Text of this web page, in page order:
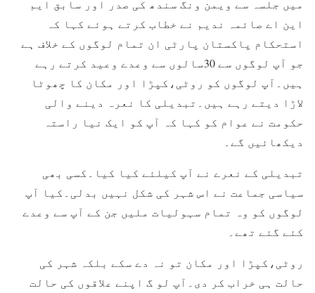
میں جلسہ سے ویمن ونگ سندھ کی صدر اور سابق ایم
این اے صائمہ ندیم نے خطاب کرتے ہوئے کہا کہ
استحکام پاکستان پارٹی ان تمام لوگوں کے خلاف ہے
جو آپ لوگوں سے 30سالوں سے وعدے وعید کرتے رہے
ہیں۔آپ لوگوں کو روٹی،کپڑا اور مکان کا چھوٹا
لاڑا دیتے رہے ہیں۔تبدیلی کا نعرہ دینے والی
حکومت نے عوام کو کہا کہ آپ کو ایک نیا راستہ
دیکھائیں گے۔
تبدیلی کے نعرے نے آپ کیلئے کیا کیا۔کسی بھی
سیاسی جماعت نے اس شہر کی شکل نہیں بدلی۔کیا آپ
لوگوں کو وہ تمام سہولیات ملیں جن کے آپ سے وعدے
کئے گئے تھے۔
روٹی،کپڑا اور مکان تو نہ دے سکے بلکہ شہر کی
حالت ہی خراب کر دی۔آپ لو گ اپنے علاقوں کی حالت